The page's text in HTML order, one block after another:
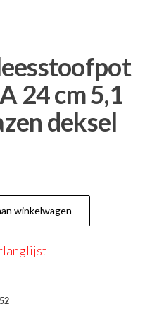
24 cm 5,1
deksel
winkelwagen